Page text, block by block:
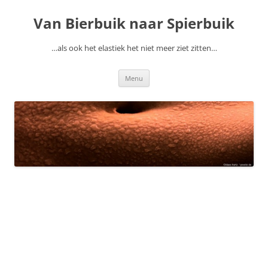
inhoudVan Bierbuik naar Spierbuik
…als ook het elastiek het niet meer ziet zitten…
Menu